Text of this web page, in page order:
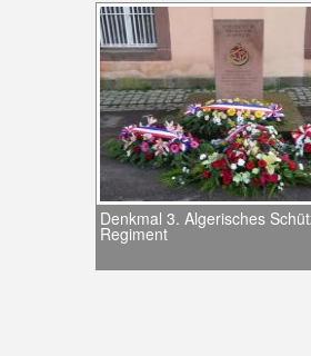
Denkmal 3. Algerisches
Regiment